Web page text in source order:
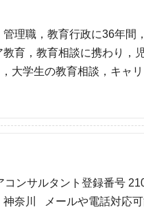
理職，教育行政に36年間
育，教育相談に携わり，
大学生の教育相談，キャ
ンサルタント登録番号
神奈川 メールや電話対応